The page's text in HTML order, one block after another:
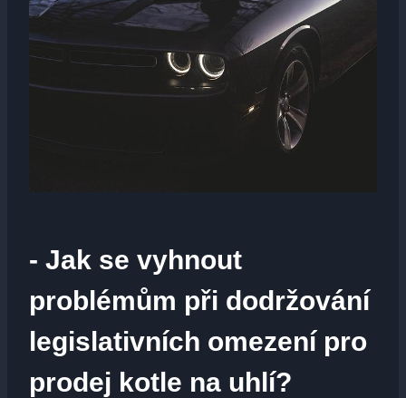
-⁣ Jak se vyhnout
problémům při dodržování ​
legislativních omezení ⁤pro
‌prodej kotle na uhlí?